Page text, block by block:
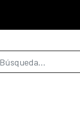
de búsqueda